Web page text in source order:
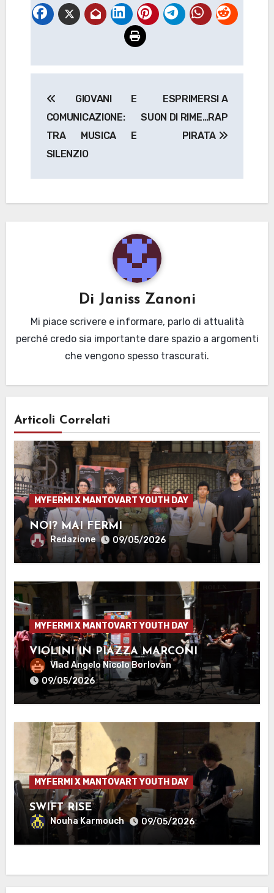
articoli
GIOVANI E
COMUNICAZIONE:
TRA MUSICA E
SILENZIO
ESPRIMERSI A
SUON DI RIME…RAP
PIRATA
Di Janiss Zanoni
Mi piace scrivere e informare, parlo di attualità
perché credo sia importante dare spazio a argomenti
che vengono spesso trascurati.
Articoli Correlati
MYFERMI X MANTOVART YOUTH DAY
NOI? MAI FERMI
Redazione 09/05/2026
MYFERMI X MANTOVART YOUTH DAY
VIOLINI IN PIAZZA MARCONI
Vlad Angelo Nicolo Borlovan
09/05/2026
MYFERMI X MANTOVART YOUTH DAY
SWIFT RISE
Nouha Karmouch 09/05/2026